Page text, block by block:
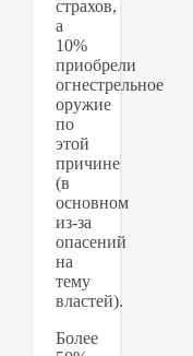
страхов,
а
10%
приобрели
огнестрельное
оружие
по
этой
причине
(в
основном
из-за
опасений
на
тему
властей).
Более